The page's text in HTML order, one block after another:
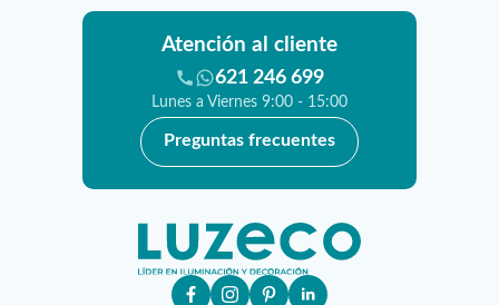
Atención al cliente
621 246 699
Lunes a Viernes 9:00 - 15:00
Preguntas frecuentes